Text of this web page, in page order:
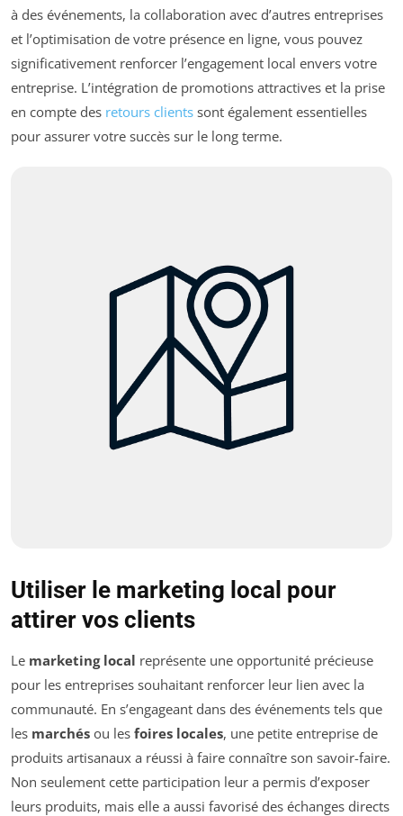
à des événements, la collaboration avec d’autres entreprises
et l’optimisation de votre présence en ligne, vous pouvez
significativement renforcer l’engagement local envers votre
entreprise. L’intégration de promotions attractives et la prise
en compte des retours clients sont également essentielles
pour assurer votre succès sur le long terme.
Utiliser le marketing local pour
attirer vos clients
Le marketing local représente une opportunité précieuse
pour les entreprises souhaitant renforcer leur lien avec la
communauté. En s’engageant dans des événements tels que
les marchés ou les foires locales, une petite entreprise de
produits artisanaux a réussi à faire connaître son savoir-faire.
Non seulement cette participation leur a permis d’exposer
leurs produits, mais elle a aussi favorisé des échanges directs